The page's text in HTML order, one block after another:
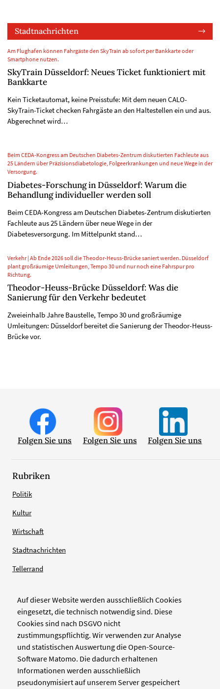
Auf dieser Website werden ausschließlich Cookies
eingesetzt, die technisch notwendig sind. Diese
Cookies sind nach DSGVO nicht
zustimmungspflichtig. Wir verwenden zur Analyse
und statistischen Auswertung die Open-Source-
Software Matomo. Die dadurch erhaltenen
Informationen werden ausschließlich
pseudonymisiert auf unserem Server gespeichert
Stadtnachrichten
Am Flughafen können Fahrgäste den SkyTrain ab sofort per Bankkarte oder
Smartphone nutzen.
SkyTrain Düsseldorf: Neues Ticket funktioniert mit
Bankkarte
Kein Ticketautomat, keine Preisstufe: Mit dem neuen CALO-
SkyTrain-Ticket checken Fahrgäste an den Haltestellen ein und aus.
Abgerechnet wird…
Beim CEDA-Kongress am Deutschen Diabetes-Zentrum diskutierten Fachleute aus
25 Ländern über Präzisionsdiabetologie, Folgeerkrankungen und neue Wege in der
Versorgung.
Diabetes-Forschung in Düsseldorf: Warum die
Behandlung individueller werden soll
Beim CEDA-Kongress am Deutschen Diabetes-Zentrum diskutierten
Fachleute aus 25 Ländern über neue Wege in der
Diabetesversorgung. Im Mittelpunkt stand…
Verkehr | Ab Ende 2026 soll die Theodor-Heuss-Brücke saniert werden. Düsseldorf
plant großräumige Umleitungen, Tempo 30 und nur noch eine Fahrspur pro
Richtung.
Theodor-Heuss-Brücke Düsseldorf: Was die
Sanierung für den Verkehr bedeutet
Zweieinhalb Jahre Baustelle, Tempo 30 und großräumige
Umleitungen: Düsseldorf bereitet die Sanierung der Theodor-Heuss-
Brücke vor.
Folgen Sie uns Folgen Sie uns Folgen Sie uns
Rubriken
Politik
Kultur
Wirtschaft
Stadtnachrichten
Tellerrand
Verlag
Zellwerk GmbH & Co KG
Pinienstraße 2
40233 Düsseldorf
www.zellwerk.com